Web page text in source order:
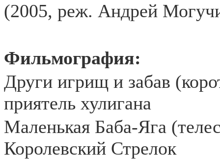
(2005, реж. Андрей
Фильмография:
Други игрищ и забав
приятель хулигана
Маленькая Баба-Яга
Королевский Стрелок